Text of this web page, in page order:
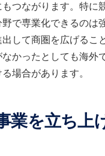
もつながります。特に
で専業化できるのは
して商圏を広げるこ
かったとしても海外
場合があります。
業を立ち上